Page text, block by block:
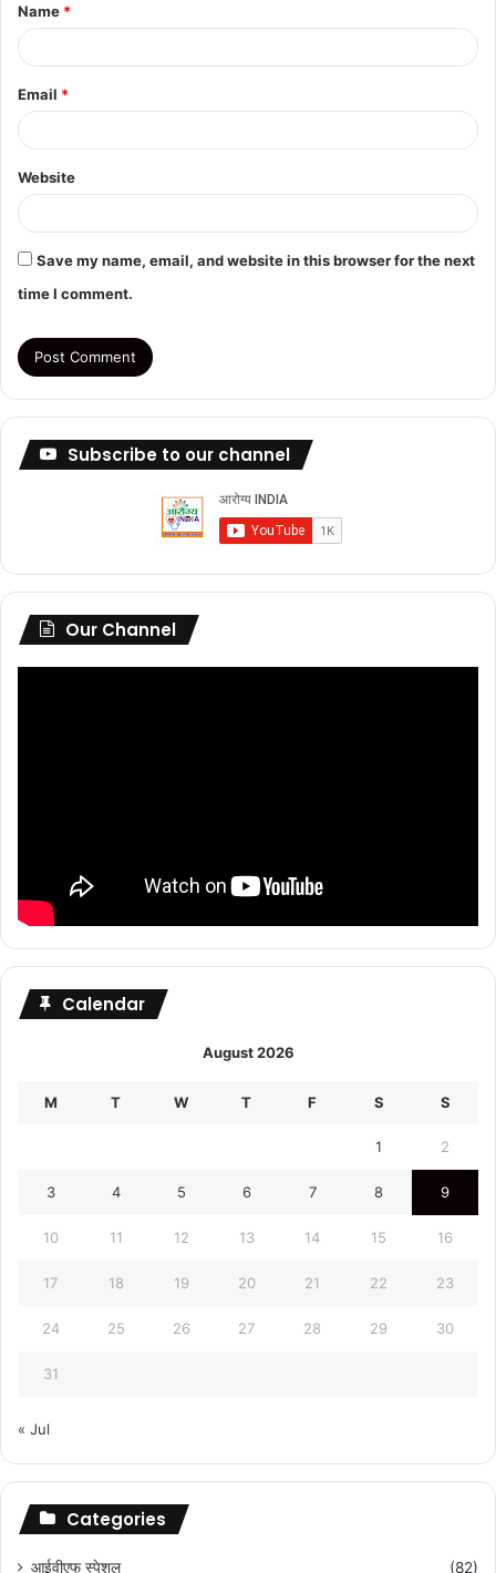
*
Name *
Email *
Website
Save my name, email, and website in this browser for the next
time I comment.
Subscribe to our channel
Our Channel
Calendar
August 2026
M T W T F S S
1 2
3 4 5 6 7 8 9
10 11 12 13 14 15 16
17 18 19 20 21 22 23
24 25 26 27 28 29 30
31
« Jul
Categories
आईवीएफ स्पेशल (82)